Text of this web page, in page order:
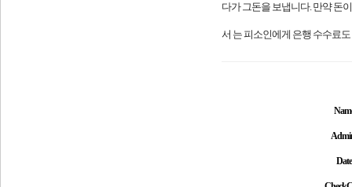
다가 그돈을 보냅니다. 만약 돈
서 는 피소인에게 은행 수수료
Date